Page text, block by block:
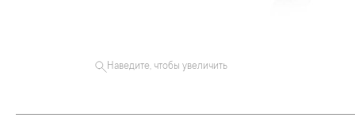
Наведите, чтобы увеличить